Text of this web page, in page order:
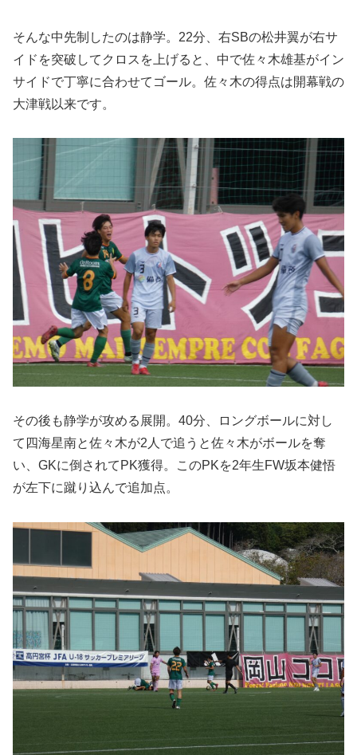
そんな中先制したのは静学。22分、右SBの松井翼が右サ
イドを突破してクロスを上げると、中で佐々木雄基がイン
サイドで丁寧に合わせてゴール。佐々木の得点は開幕戦の
大津戦以来です。
その後も静学が攻める展開。40分、ロングボールに対し
て四海星南と佐々木が2人で追うと佐々木がボールを奪
い、GKに倒されてPK獲得。このPKを2年生FW坂本健悟
が左下に蹴り込んで追加点。